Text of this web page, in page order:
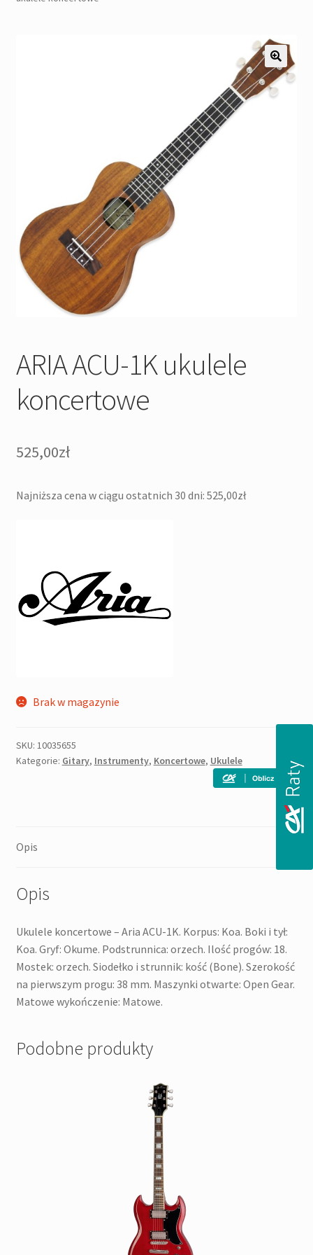
Pozostałe
ARIA ACU-1K ukulele
koncertowe
525,00zł
Najniższa cena w ciągu ostatnich 30 dni: 525,00zł
Brak w magazynie
SKU: 10035655
Kategorie: Gitary, Instrumenty, Koncertowe, Ukulele
Opis
Opis
Ukulele koncertowe – Aria ACU-1K. Korpus: Koa. Boki i tył:
Koa. Gryf: Okume. Podstrunnica: orzech. Ilość progów: 18.
Mostek: orzech. Siodełko i strunnik: kość (Bone). Szerokość
na pierwszym progu: 38 mm. Maszynki otwarte: Open Gear.
Matowe wykończenie: Matowe.
Podobne produkty